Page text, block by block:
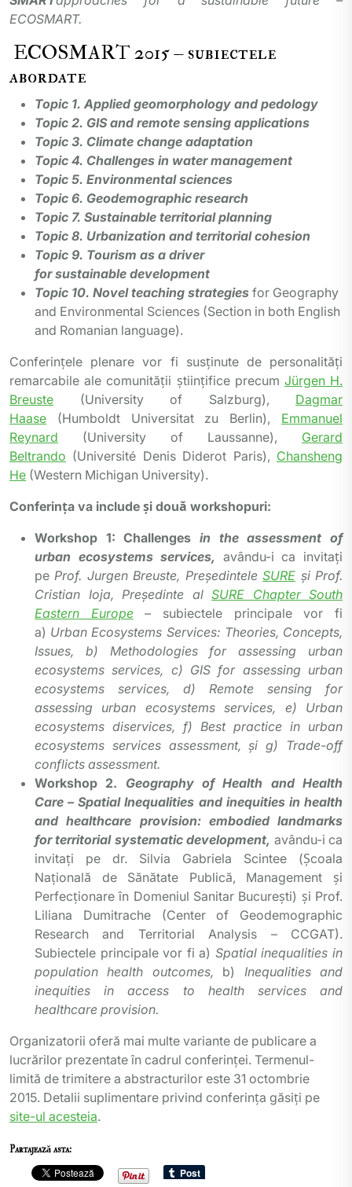
ECOSMART.
ECOSMART 2015 – subiectele
abordate
Topic 1. Applied geomorphology and pedology
Topic 2. GIS and remote sensing applications
Topic 3. Climate change adaptation
Topic 4. Challenges in water management
Topic 5. Environmental sciences
Topic 6. Geodemographic research
Topic 7. Sustainable territorial planning
Topic 8. Urbanization and territorial cohesion
Topic 9. Tourism as a driver
for sustainable development
Topic 10. Novel teaching strategies for Geography
and Environmental Sciences (Section in both English
and Romanian language).
Conferințele plenare vor fi susținute de personalități
remarcabile ale comunității științifice precum Jürgen H.
Breuste (University of Salzburg), Dagmar
Haase (Humboldt Universitat zu Berlin), Emmanuel
Reynard (University of Laussanne), Gerard
Beltrando (Université Denis Diderot Paris), Chansheng
He (Western Michigan University).
Conferința va include și două workshopuri:
Workshop 1: Challenges in the assessment of
urban ecosystems services, avându-i ca invitați
peProf. Jurgen Breuste, PreședinteleSURE și Prof.
Cristian Ioja, Președinte al SURE Chapter South
Eastern Europe– subiectele principale vor fi
a) Urban Ecosystems Services: Theories, Concepts,
Issues, b) Methodologies for assessing urban
ecosystems services, c) GIS for assessing urban
ecosystems services, d) Remote sensing for
assessing urban ecosystems services, e) Urban
ecosystems diservices, f) Best practice in urban
ecosystems services assessment, și g) Trade-off
conflicts assessment.
Workshop 2. Geography of Health and Health
Care – Spatial Inequalities and inequities in health
and healthcare provision: embodied landmarks
for territorial systematic development, avându-i ca
invitați pe dr. Silvia Gabriela Scintee (Şcoala
Naţională de Sănătate Publică, Management şi
Perfecţionare în Domeniul Sanitar Bucureşti) și Prof.
Liliana Dumitrache (Center of Geodemographic
Research and Territorial Analysis – CCGAT).
Subiectele principale vor fi a) Spatial inequalities in
population health outcomes, b) Inequalities and
inequities in access to health services and
healthcare provision.
Organizatorii oferă mai multe variante de publicare a
lucrărilor prezentate în cadrul conferinței. Termenul-
limită de trimitere a abstracturilor este 31 octombrie
2015. Detalii suplimentare privind conferința găsiți pe
site-ul acesteia.
Partajează asta: